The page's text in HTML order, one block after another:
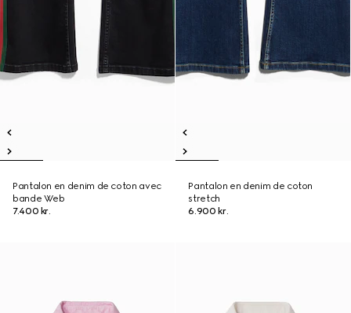
Pantalon en denim de coton avec
bande Web
7.400 kr.
Pantalon en denim de coton
stretch
6.900 kr.